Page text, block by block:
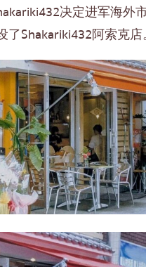
决定进军海外
Shakariki432阿索克店。